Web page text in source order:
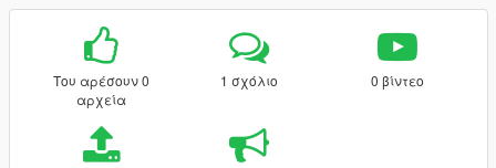
Του αρέσουν 0
αρχεία
1 σχόλιο 0 βίντεο